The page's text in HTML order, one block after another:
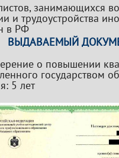
занимающихся
и трудоустройства
в РФ
ВЫДАВАЕМЫЙ
о повышении
государством
5 лет